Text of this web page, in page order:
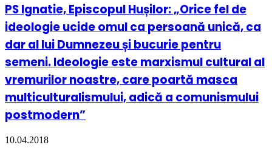
PS Ignatie, Episcopul Hușilor: „Orice fel de
ideologie ucide omul ca persoană unică, ca
dar al lui Dumnezeu și bucurie pentru
semeni. Ideologie este marxismul cultural al
vremurilor noastre, care poartă masca
multiculturalismului, adică a comunismului
postmodern”
10.04.2018